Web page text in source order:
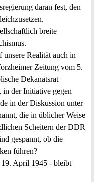
daran fest, den
breite
unsere Realität auch in
Zeitung vom 5.
Dekanatsrat
in der Initiative gegen
in der Diskussion unter
die in üblicher Weise
Scheitern der DDR
gespannt, ob die
führen?
April 1945 - bleibt